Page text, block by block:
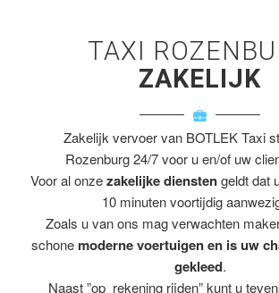
TAXI
ZAKELIJK
Zakelijk vervoer van BOTLEK Taxi
Rozenburg 24/7 voor u en/of uw
Voor al onzezakelijke dienstengeldt dat
10 minuten voortijdig
Zoals u van ons mag verwachten
schone moderne voertuigen en is uw
gekleed.
Naast ”op rekening rijden” kunt u